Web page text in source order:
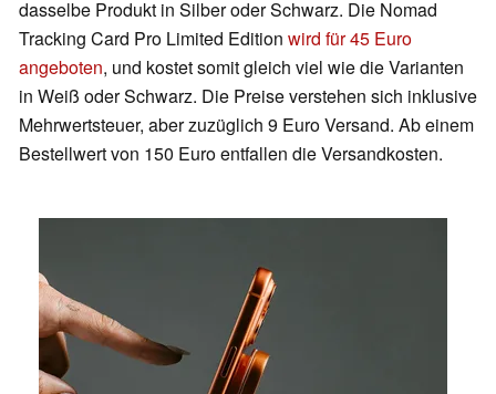
dasselbe Produkt in Silber oder Schwarz. Die Nomad
Tracking Card Pro Limited Edition wird für 45 Euro
angeboten, und kostet somit gleich viel wie die Varianten
in Weiß oder Schwarz. Die Preise verstehen sich inklusive
Mehrwertsteuer, aber zuzüglich 9 Euro Versand. Ab einem
Bestellwert von 150 Euro entfallen die Versandkosten.